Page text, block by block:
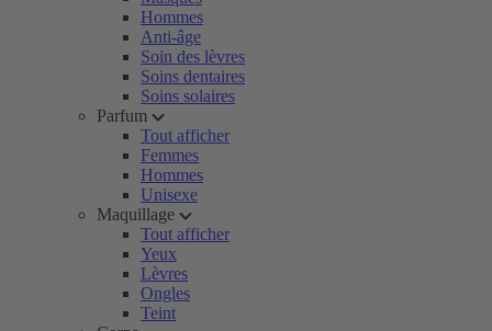
Hommes
Anti-âge
Soin des lèvres
Soins dentaires
Soins solaires
Parfum
Tout afficher
Femmes
Hommes
Unisexe
Maquillage
Tout afficher
Yeux
Lèvres
Ongles
Teint